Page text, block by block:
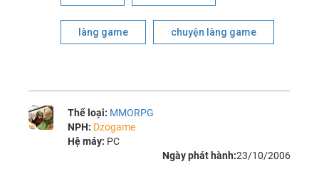
làng game chuyện làng game
Thể loại: MMORPG
NPH: Dzogame
Hệ máy: PC
Ngày phát hành:23/10/2006